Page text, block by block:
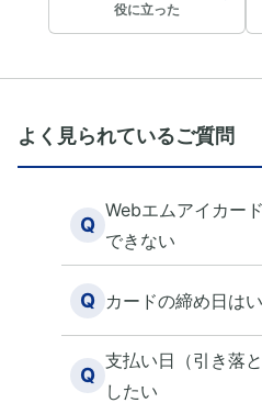
役に立った
よく見られているご質問
Q
Webエムアイカー
できない
Q カードの締め日は
Q
支払い日（引き落
したい